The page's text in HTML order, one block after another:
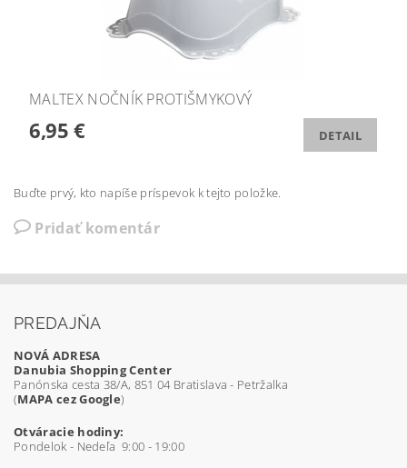
MALTEX NOČNÍK PROTIŠMYKOVÝ
6,95 € DETAIL
Buďte prvý, kto napíše príspevok k tejto položke.
Pridať komentár
PREDAJŇA
NOVÁ ADRESA
Danubia Shopping Center
Panónska cesta 38/A, 851 04 Bratislava - Petržalka
(MAPA cez Google)
Otváracie hodiny:
Pondelok - Nedeľa 9:00 - 19:00